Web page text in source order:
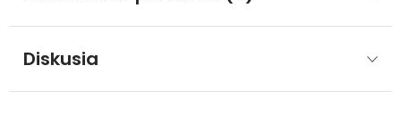
Diskusia